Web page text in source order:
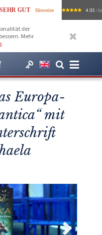
SEHR GUT Hinweise 4.93 /
der
Mehr
.
Europa-
mit